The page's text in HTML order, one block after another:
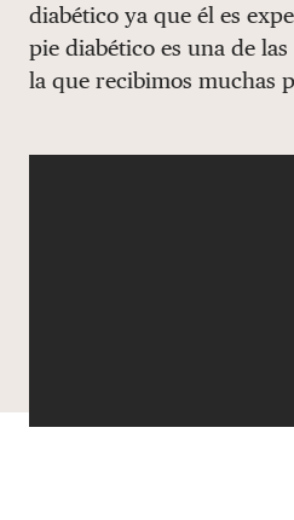
DONAR
diabético ya que él es
pie diabético es una de
la que recibimos muchas